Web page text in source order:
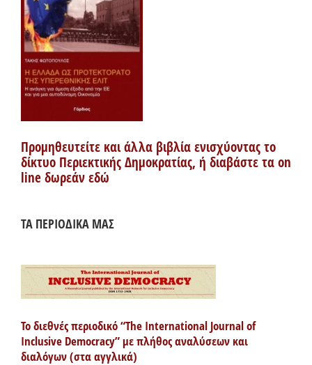
Προμηθευτείτε και άλλα βιβλία ενισχύοντας το
δίκτυο Περιεκτικής Δημοκρατίας, ή διαβάστε τα on
line δωρεάν εδώ
ΤΑ ΠΕΡΙΟΔΙΚΑ ΜΑΣ
Το διεθνές περιοδικό “The International Journal of
Inclusive Democracy” με πλήθος αναλύσεων και
διαλόγων (στα αγγλικά)